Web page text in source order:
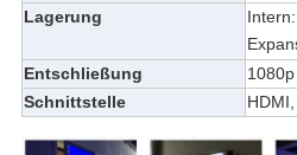
Lagerung
Entschließung
Schnittstelle